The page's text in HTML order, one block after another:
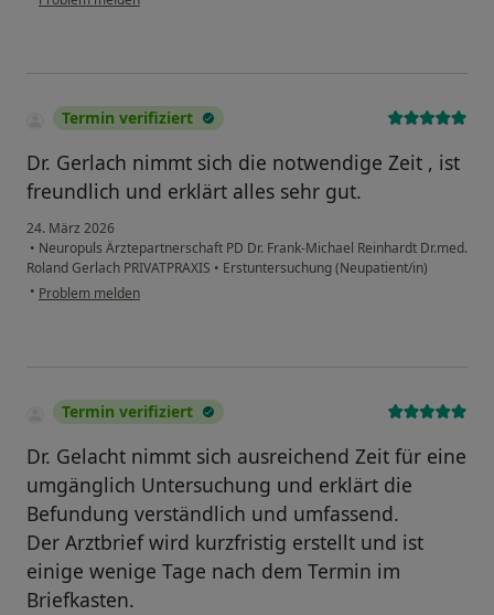
Termin verifiziert
Dr. Gerlach nimmt sich die notwendige Zeit , ist
freundlich und erklärt alles sehr gut.
24. März 2026
• Neuropuls Ärztepartnerschaft PD Dr. Frank-Michael Reinhardt Dr.med.
Roland Gerlach PRIVATPRAXIS • Erstuntersuchung (Neupatient/in)
• Problem melden
Termin verifiziert
Dr. Gelacht nimmt sich ausreichend Zeit für eine
umgänglich Untersuchung und erklärt die
Befundung verständlich und umfassend.
Der Arztbrief wird kurzfristig erstellt und ist
einige wenige Tage nach dem Termin im
Briefkasten.